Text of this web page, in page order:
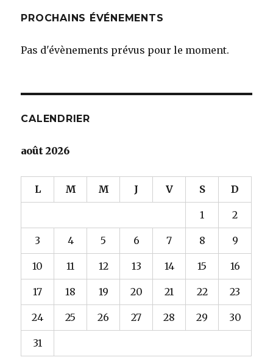
PROCHAINS ÉVÉNEMENTS
Pas d'évènements prévus pour le moment.
CALENDRIER
août 2026
L M M J V S D
1 2
3 4 5 6 7 8 9
10 11 12 13 14 15 16
17 18 19 20 21 22 23
24 25 26 27 28 29 30
31